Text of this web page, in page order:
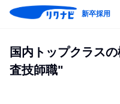
新卒採用
国内トップクラス
査技師職"